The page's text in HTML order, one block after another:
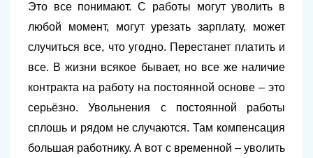
Это все понимают. С работы могут уволить в
любой момент, могут урезать зарплату, может
случиться все, что угодно. Перестанет платить и
все. В жизни всякое бывает, но все же наличие
контракта на работу на постоянной основе – это
серьёзно. Увольнения с постоянной работы
сплошь и рядом не случаются. Там компенсация
большая работнику. А вот с временной – уволить